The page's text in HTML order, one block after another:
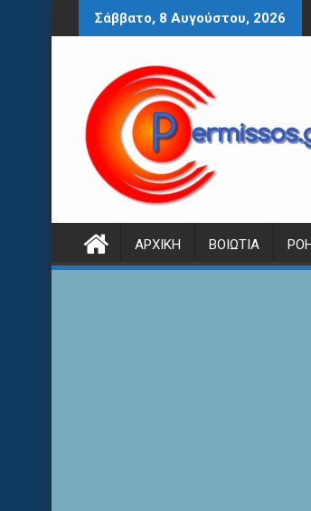
Περάστε
στο
Σάββατο, 8 Αυγούστου, 2026
ΑΡΧΙΚΉ ΒΟΙΩΤΊΑ